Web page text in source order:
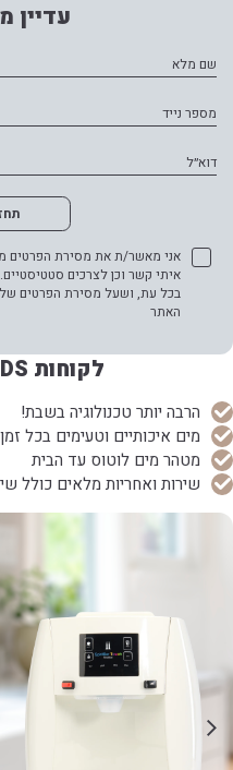
עדיין
שם מלא
מספר נייד
דוא״ל
אני מאשר/ת את מסירת הפרטים
איתי קשר וכן לצרכים
בכל עת, ושעל מסירת הפרטים
האתר
לקוחות HDS נהנים יותר!
הרבה יותר טכנולוגיה בשבת!
מים איכותיים וטעימים בכל זמן
מטהר מים לוטוס עד הבית
שירות ואחריות מלאים כולל